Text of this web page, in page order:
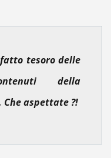
fatto tesoro delle
della
Che aspettate ?!